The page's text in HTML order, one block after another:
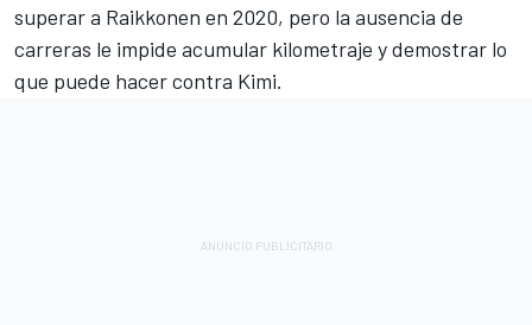
superar a Raikkonen en 2020, pero la ausencia de
carreras le impide acumular kilometraje y demostrar lo
que puede hacer contra Kimi.